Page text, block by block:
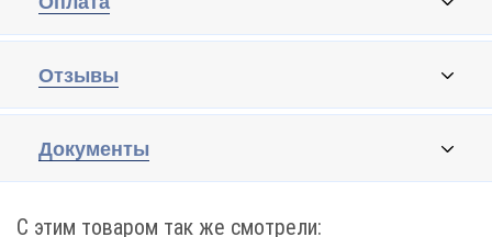
Отзывы
Документы
С этим товаром так же смотрели: